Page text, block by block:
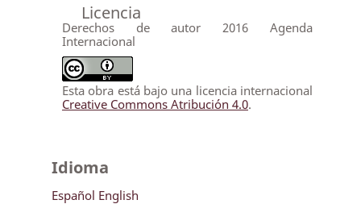
Licencia
Derechos de autor 2016 Agenda
Internacional
Esta obra está bajo una licencia internacional
Creative Commons Atribución 4.0.
Idioma
Español English